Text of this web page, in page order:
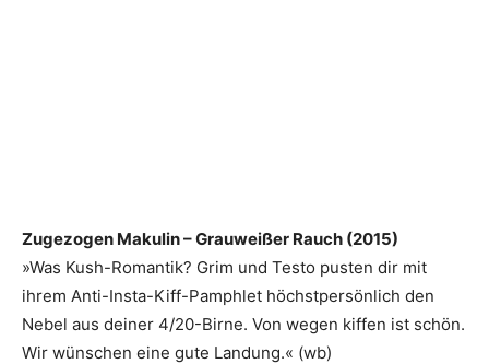
Zugezogen Makulin – Grauweißer Rauch (2015)
»Was Kush-Romantik? Grim und Testo pusten dir mit
ihrem Anti-Insta-Kiff-Pamphlet höchstpersönlich den
Nebel aus deiner 4/20-Birne. Von wegen kiffen ist schön.
Wir wünschen eine gute Landung.« (wb)